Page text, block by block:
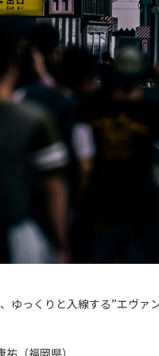
ゆっくりと入線する”エヴァ